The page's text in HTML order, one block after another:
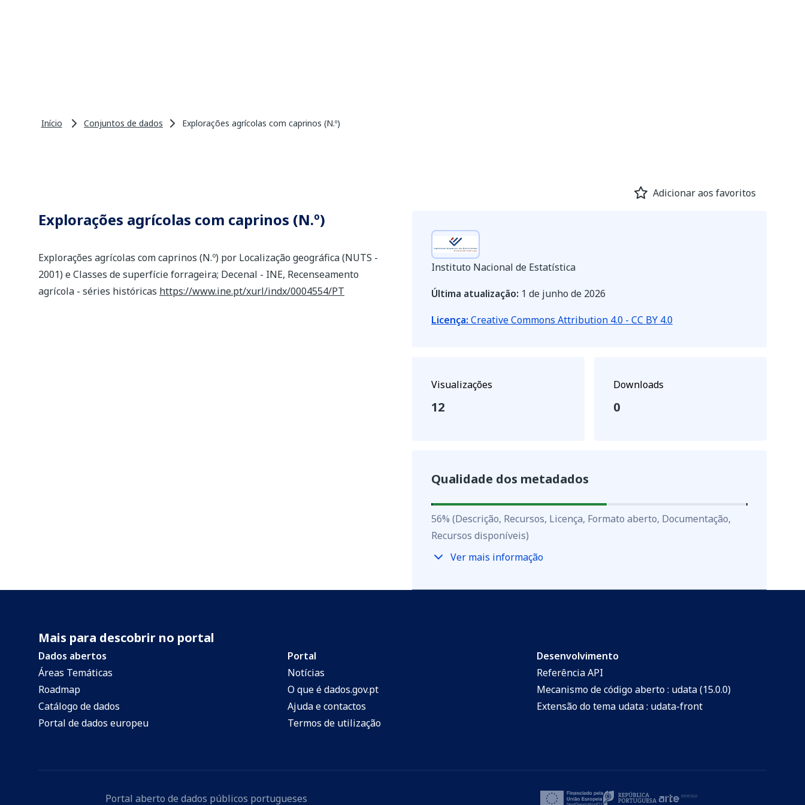
Início Conjuntos de dados Explorações agrícolas com caprinos (N.º)
Adicionar aos favoritos
Explorações agrícolas com caprinos (N.º)
Explorações agrícolas com caprinos (N.º) por Localização geográfica (NUTS -
2001) e Classes de superfície forrageira; Decenal - INE, Recenseamento
agrícola - séries históricas https://www.ine.pt/xurl/indx/0004554/PT
Instituto Nacional de Estatística
Última atualização: 1 de junho de 2026
Licença: Creative Commons Attribution 4.0 - CC BY 4.0
Visualizações
12
Downloads
0
Qualidade dos metadados
56%
56% (Descrição, Recursos, Licença, Formato aberto, Documentação,
Recursos disponíveis)
Ver mais informação
Mais para descobrir no portal
Dados abertos
Áreas Temáticas
Roadmap
Catálogo de dados
Portal de dados europeu
Portal
Notícias
O que é dados.gov.pt
Ajuda e contactos
Termos de utilização
Desenvolvimento
Referência API
Mecanismo de código aberto : udata (15.0.0)
Extensão do tema udata : udata-front
Portal aberto de dados públicos portugueses